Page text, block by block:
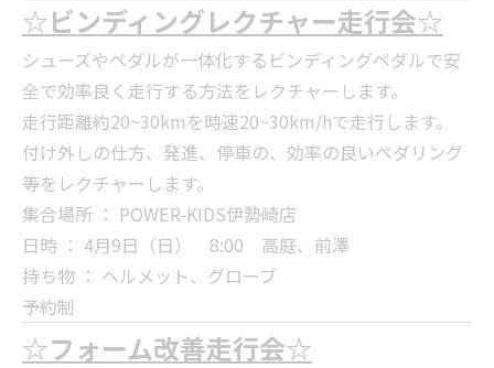
☆ビンディングレクチャー走行会☆
シューズやペダルが一体化するビンディングペダルで安
全で効率良く走行する方法をレクチャーします。
走行距離約20~30kmを時速20~30km/hで走行します。
付け外しの仕方、発進、停車の、効率の良いペダリング
等をレクチャーします。
集合場所 ： POWER-KIDS伊勢崎店
日時 ： 4月9日（日） 8:00 高庭、前澤
持ち物 ： ヘルメット、グローブ
予約制
☆フォーム改善走行会☆